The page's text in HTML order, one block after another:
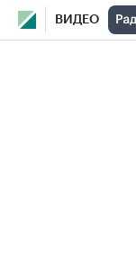
ВИДЕО